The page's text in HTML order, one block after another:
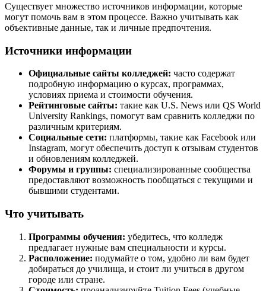
Существует множество источников информации, которые
могут помочь вам в этом процессе. Важно учитывать как
объективные данные, так и личные предпочтения.
Источники информации
Официальные сайты колледжей: часто содержат
подробную информацию о курсах, программах,
условиях приема и стоимости обучения.
Рейтинговые сайты: такие как U.S. News или QS World
University Rankings, помогут вам сравнить колледжи по
различным критериям.
Социальные сети: платформы, такие как Facebook или
Instagram, могут обеспечить доступ к отзывам студентов
и обновлениям колледжей.
Форумы и группы: специализированные сообщества
предоставляют возможность пообщаться с текущими и
бывшими студентами.
Что учитывать
Программы обучения: убедитесь, что колледж
предлагает нужные вам специальности и курсы.
Расположение: подумайте о том, удобно ли вам будет
добираться до училища, и стоит ли учиться в другом
городе или стране.